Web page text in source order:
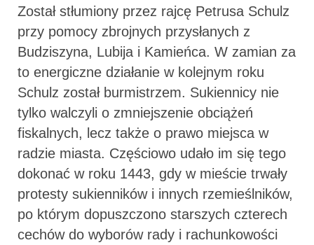
Został stłumiony przez rajcę Petrusa Schulz
przy pomocy zbrojnych przysłanych z
Budziszyna, Lubija i Kamieńca. W zamian za
to energiczne działanie w kolejnym roku
Schulz został burmistrzem. Sukiennicy nie
tylko walczyli o zmniejszenie obciążeń
fiskalnych, lecz także o prawo miejsca w
radzie miasta. Częściowo udało im się tego
dokonać w roku 1443, gdy w mieście trwały
protesty sukienników i innych rzemieślników,
po którym dopuszczono starszych czterech
cechów do wyborów rady i rachunkowości